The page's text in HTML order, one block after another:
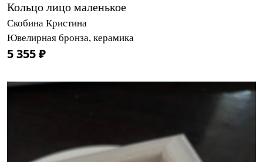
Кольцо лицо маленькое
Скобина Кристина
Ювелирная бронза, керамика
5 355 ₽